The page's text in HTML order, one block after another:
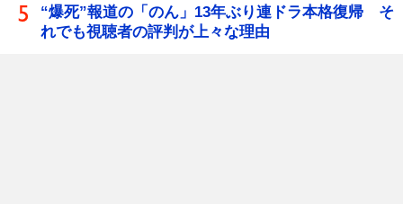
“爆死”報道の「のん」13年ぶり連ドラ本格復帰 そ
れでも視聴者の評判が上々な理由